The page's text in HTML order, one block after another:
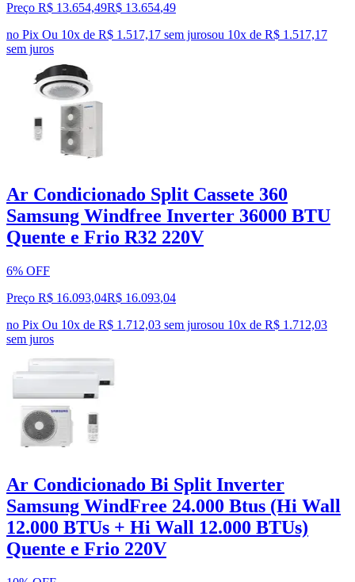
Preço R$ 13.654,49R$ 13.654,49
no Pix Ou 10x de R$ 1.517,17 sem jurosou 10x de R$ 1.517,17
sem juros
Ar Condicionado Split Cassete 360
Samsung Windfree Inverter 36000 BTU
Quente e Frio R32 220V
6% OFF
Preço R$ 16.093,04R$ 16.093,04
no Pix Ou 10x de R$ 1.712,03 sem jurosou 10x de R$ 1.712,03
sem juros
Ar Condicionado Bi Split Inverter
Samsung WindFree 24.000 Btus (Hi Wall
12.000 BTUs + Hi Wall 12.000 BTUs)
Quente e Frio 220V